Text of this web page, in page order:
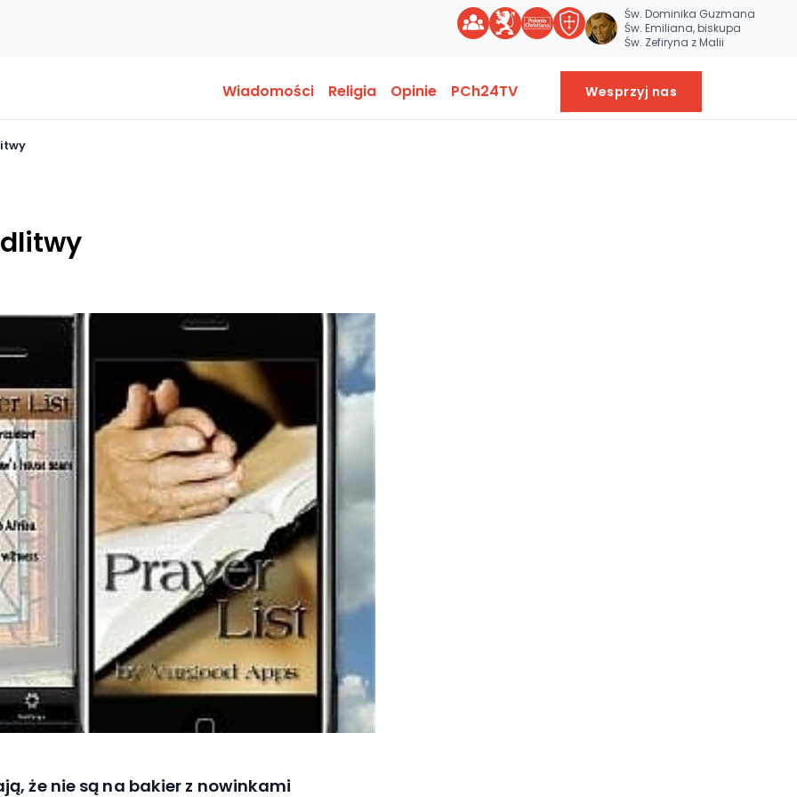
Św. Dominika Guzmana
Św. Emiliana, biskupa
Św. Zefiryna z Malii
Wiadomości Religia Opinie PCh24TV Wesprzyj nas
że nie są na bakier z nowinkami